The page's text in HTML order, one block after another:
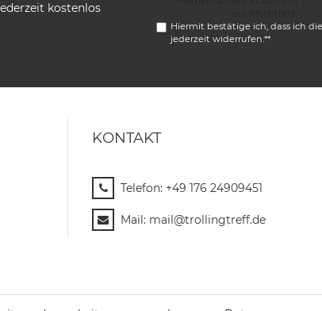
kostenlos
Hiermit bestätige ich, dass ich die
jederzeit widerrufen.**
KONTAKT
Telefon: +49 176 24909451
Mail: mail@trollingtreff.de